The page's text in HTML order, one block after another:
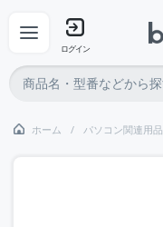
ログイン
ホーム パソコン関連用品